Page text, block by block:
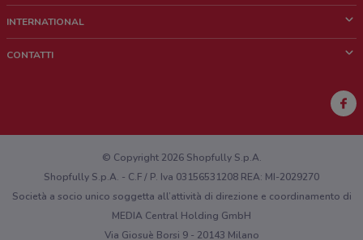
Chi siamo
Lavora con noi
Richieste commerciali e marketing
INTERNATIONAL
CONTATTI
Hai un malfunzionamento sul web o sull'app?
© Copyright 2026 Shopfully S.p.A.
Shopfully S.p.A. - C.F / P. Iva 03156531208 REA: MI-2029270
Società a socio unico soggetta all’attività di direzione e coordinamento di
MEDIA Central Holding GmbH
Via Giosuè Borsi 9 - 20143 Milano